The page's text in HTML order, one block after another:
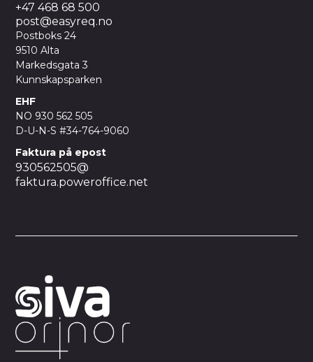
+47 468 68 500
post@easyreq.no
Postboks 24
9510 Alta
Markedsgata 3
Kunnskapsparken
EHF
NO 930 562 505
D-U-N-S #34-764-9060
Faktura på epost
930562505@
faktura.poweroffice.net